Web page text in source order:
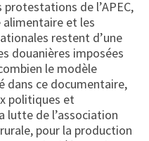
de l’APEC,
alimentaire et les
restent d’une
douanières imposées
le modèle
dans ce documentaire,
politiques et
lutte de l’association
pour la production